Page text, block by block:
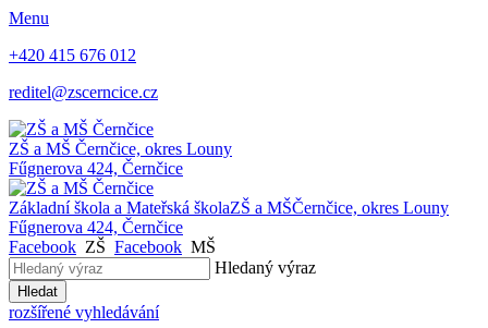
Menu
+420 415 676 012
reditel@zscerncice.cz
ZŠ a MŠ Černčice, okres Louny
Fűgnerova 424, Černčice
Základní škola a Mateřská školaZŠ a MŠČernčice, okres Louny
Fűgnerova 424, Černčice
Facebook ZŠ Facebook MŠ
Hledaný výraz
Hledat
rozšířené vyhledávání